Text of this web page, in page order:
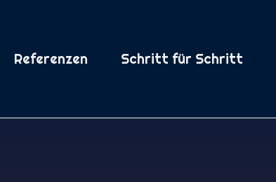
Referenzen Schritt für Schritt